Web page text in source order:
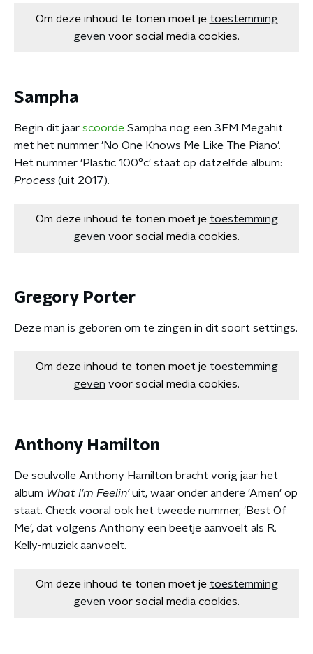
Om deze inhoud te tonen moet je toestemming
geven voor social media cookies.
Sampha
Begin dit jaar scoorde Sampha nog een 3FM Megahit
met het nummer 'No One Knows Me Like The Piano'.
Het nummer 'Plastic 100°c' staat op datzelfde album:
Process (uit 2017).
Om deze inhoud te tonen moet je toestemming
geven voor social media cookies.
Gregory Porter
Deze man is geboren om te zingen in dit soort settings.
Om deze inhoud te tonen moet je toestemming
geven voor social media cookies.
Anthony Hamilton
De soulvolle Anthony Hamilton bracht vorig jaar het
album What I'm Feelin'uit, waar onder andere 'Amen' op
staat. Check vooral ook het tweede nummer, 'Best Of
Me', dat volgens Anthony een beetje aanvoelt als R.
Kelly-muziek aanvoelt.
Om deze inhoud te tonen moet je toestemming
geven voor social media cookies.